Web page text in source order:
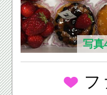
写真
フ